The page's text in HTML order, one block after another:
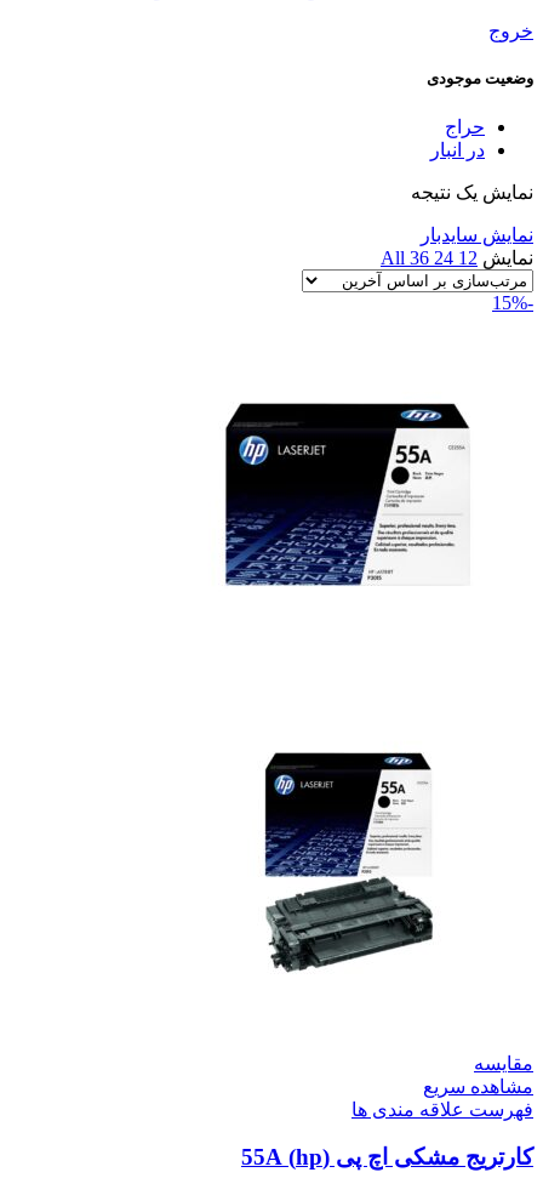
خروج
وضعیت موجودی
حراج
در انبار
نمایش یک نتیجه
نمایش سایدبار
نمایش 12
24
36
All
-15%
مقایسه
مشاهده سریع
فهرست علاقه مندی ها
کارتریج مشکی اچ پی (hp) 55A